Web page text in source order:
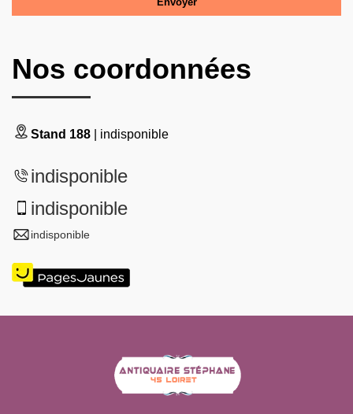
Nos coordonnées
Stand 188 | indisponible
indisponible
indisponible
indisponible